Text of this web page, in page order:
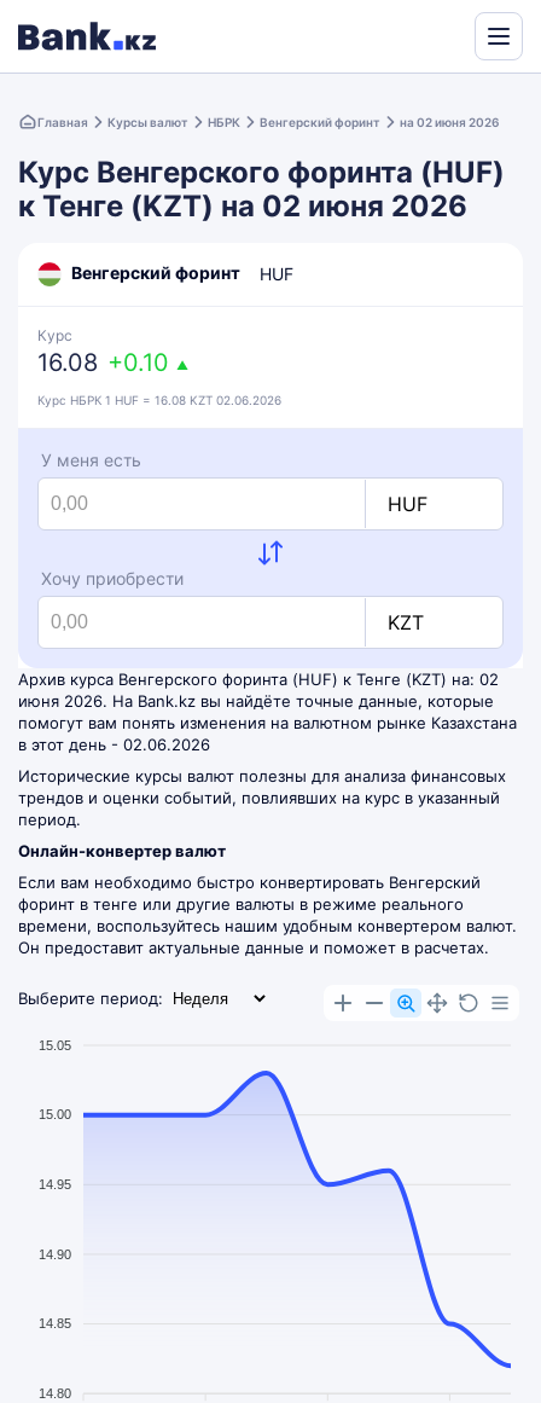
Translate
Главная Курсы валют НБРК Венгерский форинт на 02 июня 2026
Курс Венгерского форинта (HUF)
к Тенге (KZT) на 02 июня 2026
Венгерский форинт HUF
Курс
16.08 +0.10 ▲
Курс НБРК 1 HUF = 16.08 KZT 02.06.2026
У меня есть
HUF
Хочу приобрести
KZT
Архив курса Венгерского форинта (HUF) к Тенге (KZT) на: 02
июня 2026. На Bank.kz вы найдёте точные данные, которые
помогут вам понять изменения на валютном рынке Казахстана
в этот день - 02.06.2026
Исторические курсы валют полезны для анализа финансовых
трендов и оценки событий, повлиявших на курс в указанный
период.
Онлайн-конвертер валют
Если вам необходимо быстро конвертировать Венгерский
форинт в тенге или другие валюты в режиме реального
времени, воспользуйтесь нашим удобным конвертером валют.
Он предоставит актуальные данные и поможет в расчетах.
Выберите период:
15.05
15.00
14.95
14.90
14.85
14.80